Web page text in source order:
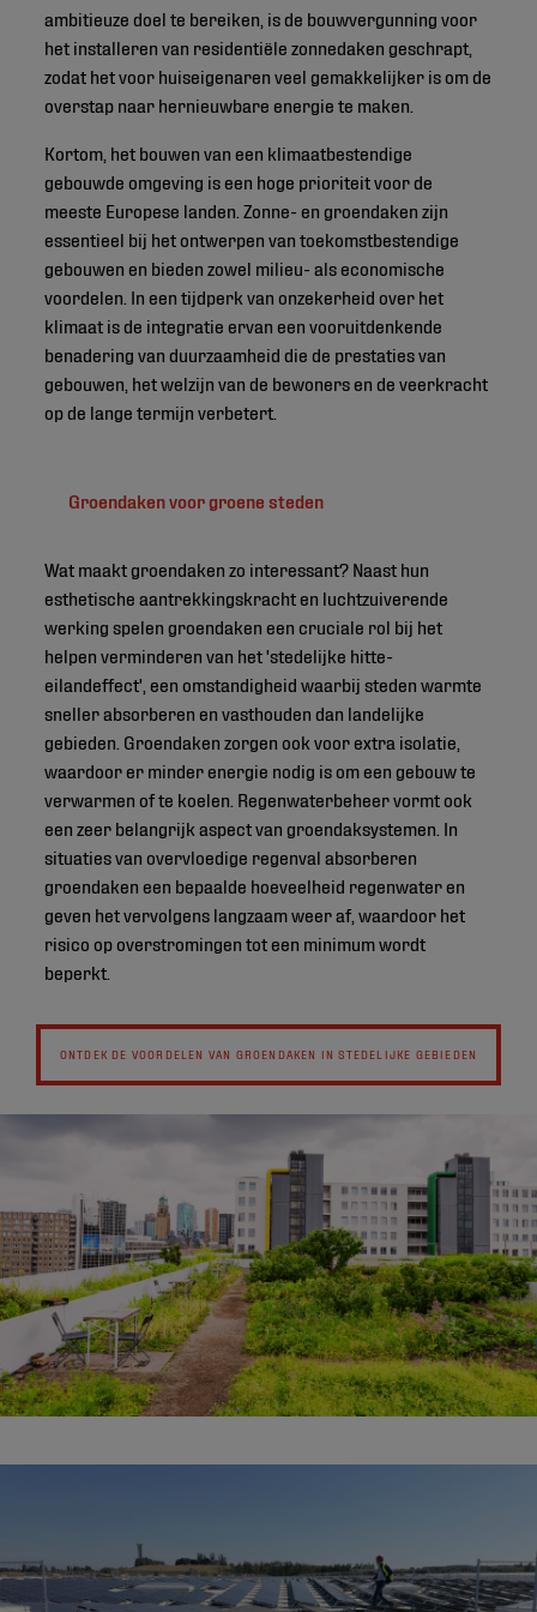
ambitieuze doel te bereiken, is de bouwvergunning voor
het installeren van residentiële zonnedaken geschrapt,
zodat het voor huiseigenaren veel gemakkelijker is om de
overstap naar hernieuwbare energie te maken.
Kortom, het bouwen van een klimaatbestendige
gebouwde omgeving is een hoge prioriteit voor de
meeste Europese landen. Zonne- en groendaken zijn
essentieel bij het ontwerpen van toekomstbestendige
gebouwen en bieden zowel milieu- als economische
voordelen. In een tijdperk van onzekerheid over het
klimaat is de integratie ervan een vooruitdenkende
benadering van duurzaamheid die de prestaties van
gebouwen, het welzijn van de bewoners en de veerkracht
op de lange termijn verbetert.
Groendaken voor groene steden
Wat maakt groendaken zo interessant? Naast hun
esthetische aantrekkingskracht en luchtzuiverende
werking spelen groendaken een cruciale rol bij het
helpen verminderen van het 'stedelijke hitte-
eilandeffect', een omstandigheid waarbij steden warmte
sneller absorberen en vasthouden dan landelijke
gebieden. Groendaken zorgen ook voor extra isolatie,
waardoor er minder energie nodig is om een gebouw te
verwarmen of te koelen. Regenwaterbeheer vormt ook
een zeer belangrijk aspect van groendaksystemen. In
situaties van overvloedige regenval absorberen
groendaken een bepaalde hoeveelheid regenwater en
geven het vervolgens langzaam weer af, waardoor het
risico op overstromingen tot een minimum wordt
beperkt.
ONTDEK DE VOORDELEN VAN GROENDAKEN IN STEDELIJKE GEBIEDEN